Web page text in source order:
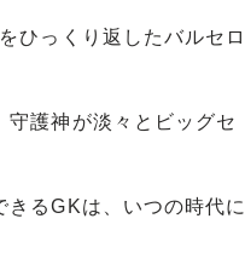
ひっくり返したバルセロ
護神が淡々とビッグセ
るGKは、いつの時代に